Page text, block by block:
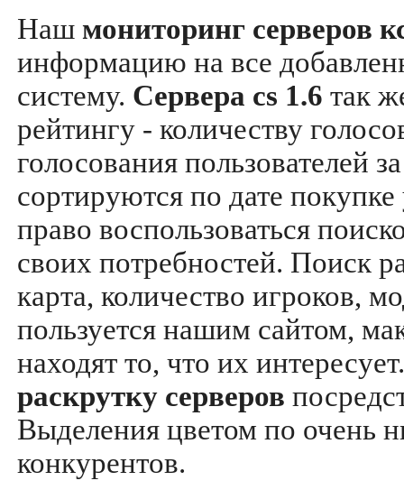
Наш мониторинг серверов
информацию на все
систему. Сервера cs 1.6 так
рейтингу - количеству
голосования пользователей
сортируются по дате
право воспользоваться
своих потребностей. Поиск
карта, количество игроков,
пользуется нашим сайтом,
находят то, что их
раскрутку серверов
Выделения цветом по очень
конкурентов.